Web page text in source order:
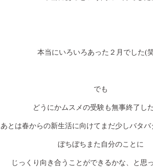
本当にいろいろあった２月でした(笑
でも
どうにかムスメの受験も無事終了し
あとは春からの新生活に向けてまだ少しバタ
ぼちぼちまた自分のことに
じっくり向き合うことができるかな、と思